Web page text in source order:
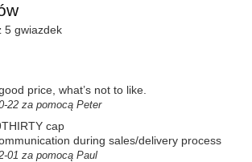
5 gwiazdek
price, what’s not to like.
22 za pomocą Peter
cap
during sales/delivery process
01 za pomocą Paul